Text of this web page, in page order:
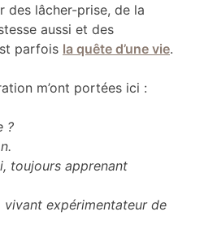
des lâcher-prise, de la
aussi et des
parfois la quête d’une vie.
m’ont portées ici :
?
toujours apprenant
expérimentateur de